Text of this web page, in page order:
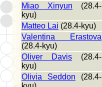
Miao Xinyun (28.4-
kyu)
Matteo Lai (28.4-kyu)
Valentina Erastova
(28.4-kyu)
Oliver Davis (28.4-
kyu)
Olivia Seddon (28.4-